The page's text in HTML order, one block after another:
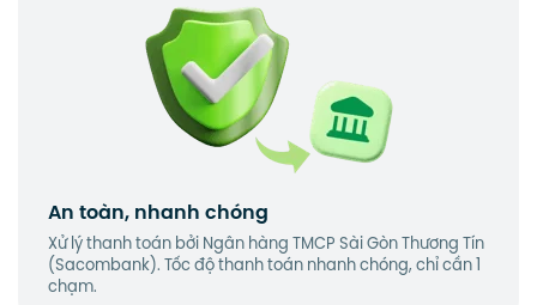
An toàn, nhanh chóng
Xử lý thanh toán bởi Ngân hàng TMCP Sài Gòn Thương Tín
(Sacombank). Tốc độ thanh toán nhanh chóng, chỉ cần 1
chạm.